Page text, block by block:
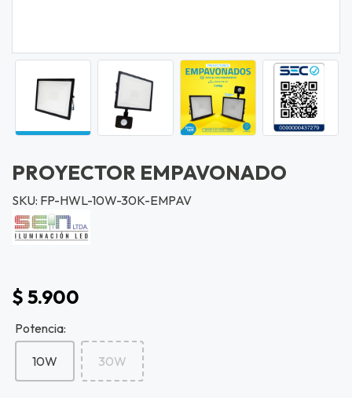
PROYECTOR EMPAVONADO
SKU: FP-HWL-10W-30K-EMPAV
$ 5.900
Potencia:
10W 30W